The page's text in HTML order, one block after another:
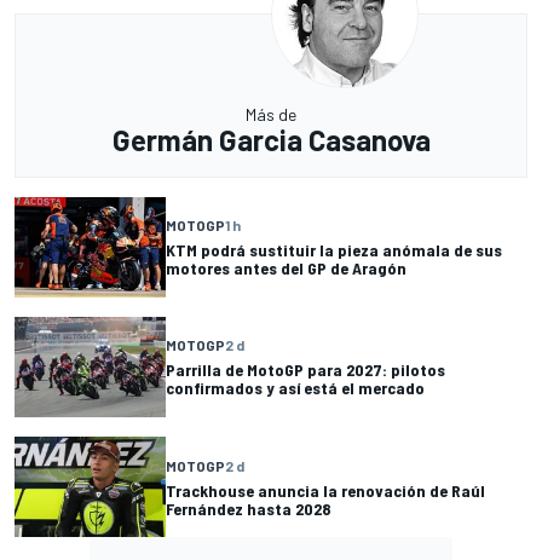
Más de
Germán Garcia Casanova
MOTOGP1 h
KTM podrá sustituir la pieza anómala de sus
motores antes del GP de Aragón
MOTOGP2 d
Parrilla de MotoGP para 2027: pilotos
confirmados y así está el mercado
MOTOGP2 d
Trackhouse anuncia la renovación de Raúl
Fernández hasta 2028